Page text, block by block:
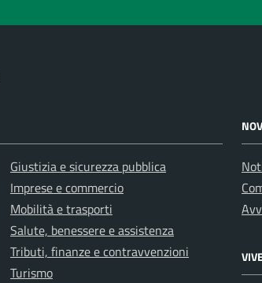
Giustizia e sicurezza pubblica
Imprese e commercio
Mobilità e trasporti
Salute, benessere e assistenza
Tributi, finanze e contravvenzioni
Turismo